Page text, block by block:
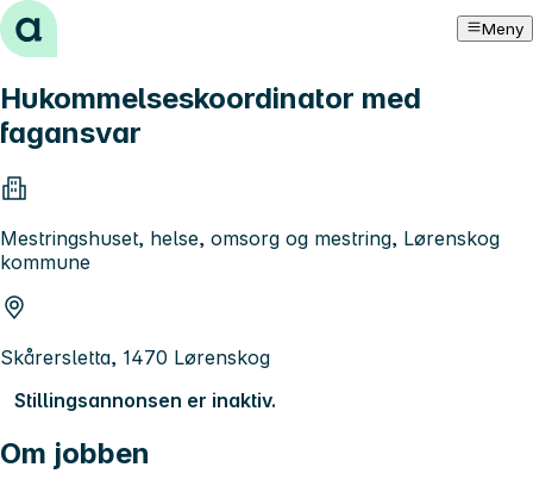
Hopp til innhold Meny
Hukommelseskoordinator med
fagansvar
Mestringshuset, helse, omsorg og mestring, Lørenskog
kommune
Skårersletta, 1470 Lørenskog
Stillingsannonsen er inaktiv.
Om jobben